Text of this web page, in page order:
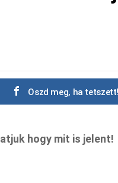
Oszd meg, ha
hogy mit is jelent!